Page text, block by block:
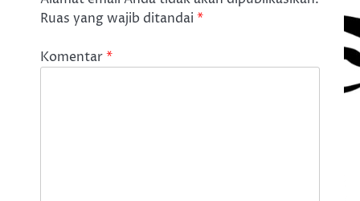
Ruas yang wajib ditandai *
Komentar*